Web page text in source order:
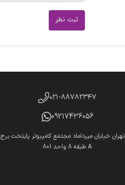
ثبت نظر
۰۲۱-۸۸۷۸۲۳۴۷
09217436056
تهران خیابان میرداماد مجتمع کامپیوتر پایتخت برج
A طبقه 8 واحد 801